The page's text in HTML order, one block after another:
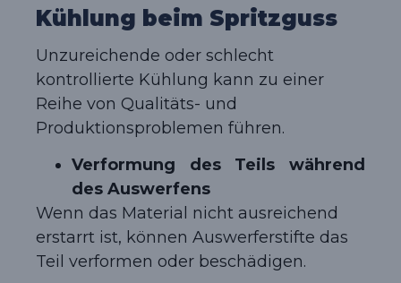
Kühlung beim Spritzguss
Unzureichende oder schlecht
kontrollierte Kühlung kann zu einer
Reihe von Qualitäts- und
Produktionsproblemen führen.
Verformung des Teils während
des Auswerfens
Wenn das Material nicht ausreichend
erstarrt ist, können Auswerferstifte das
Teil verformen oder beschädigen.